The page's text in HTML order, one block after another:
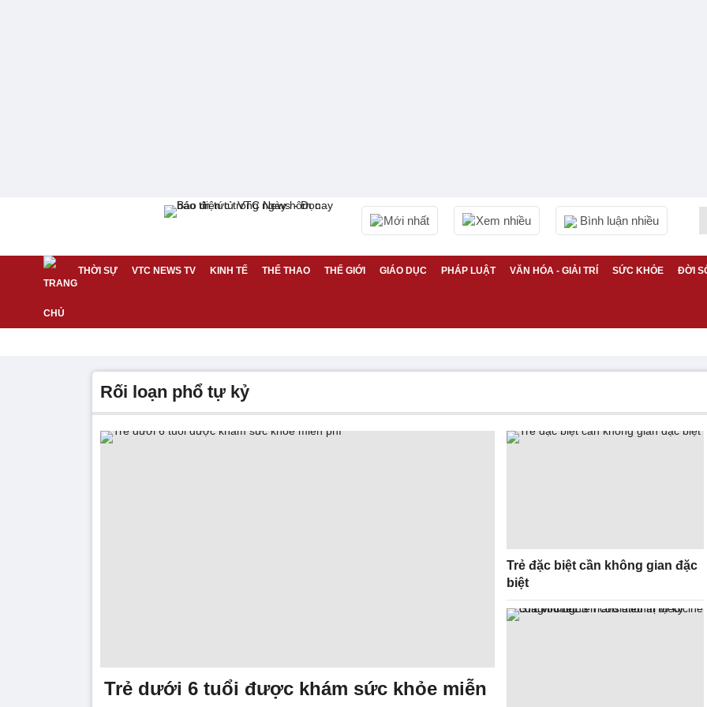
Mới nhất Xem nhiều Bình luận nhiều
THỜI SỰ VTC NEWS TV KINH TẾ THỂ THAO THẾ GIỚI GIÁO DỤC PHÁP LUẬT VĂN HÓA - GIẢI TRÍ SỨC KHỎE ĐỜI
rối loạn phổ tự kỷ
Trẻ dưới 6 tuổi được khám sức khỏe miễn
Trẻ đặc biệt cần không gian đặc
biệt